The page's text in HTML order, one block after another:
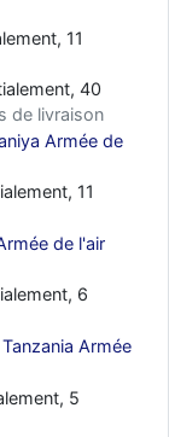
11
40
de livraison
Armée de
11
de l'air
6
Armée
5